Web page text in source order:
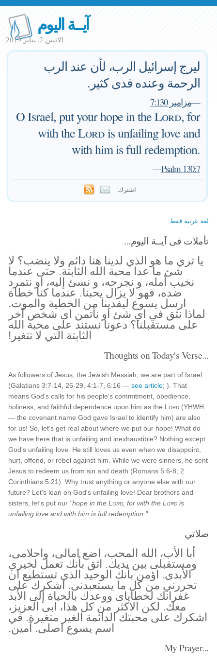
آيــة اليوم
الاثنين 7. يناير 2019
ليرج إسرائيل الرب، لأن عند الرب
الرحمة وعنده فدى كثير.
—مزامير 7:130
O Israel, put your hope in theLord, for
with theLordis unfailing love and
with him is full redemption.
—Psalm 130:7
اشترك:
لغة عربية فقط
تأملات فى آيــة اليوم...
يا تري ما هو الذي لدينا هنا دائم ولا ينضب؟ لا
شئ ما عدا محبة الله الثابتة. حتى عندما
نخيب أمله، و نجرحه، و نسئ إليه، او نتمرد
ضده، فهو لا يزال يحبنا. عندما كنا خطاة
ارسل يسوع ليفدينا من الخطية والموت.
لماذا نثق في اي شئ او نأتمن اى شخص آخر
على مستقبلنا؟ دعونا نستند على محبة الله
الثابتة التي لا تتغير!
Thoughts on Today's Verse...
As followers of Jesus, the Jewish Messiah, we are part of Israel
(Galatians 3:7-14, 26-29, 4:1-7, 6:16 —see article; ). That
means God's calls for his people's commitment, obedience,
holiness, and faithful dependence upon him as the Lord (YHWH
— the covenant name God gave Israel to identify him) are also
for us! So, let's get real about where we put our hope! What do
we have here that is unfailing and inexhaustible? Nothing except
God's unfailing love. He still loves us even when we disappoint,
hurt, offend, or rebel against him. While we were sinners, he sent
Jesus to redeem us from sin and death (Romans 5:6-8; 2
Corinthians 5:21). Why trust anything or anyone else with our
future? Let's lean on God's unfailing love! Dear brothers and
sisters, let's put our "hope in theLord , for with theLord is
unfailing love and with him is full redemption."
صلاتي
أبا الأب، الله المحب، اضع امالى، واحلامى،
ومستقبلى بين يديك. اثق بأنك تعمل لخيري
الأبدى. اؤمن بأنك الوحيد الذي تستطيع ان
تحررني من كل ما يستعبدنى. اشكرك على
غفرانك لخطاياى ووعدك بالحياة إلى الأبد
معك. لكن الاكثر من كل هذا، ابى العزيز،
اشكرك على محبتك الدائمة الغير متغيرة. في
اسم يسوع اصلى. آمين.
My Prayer...